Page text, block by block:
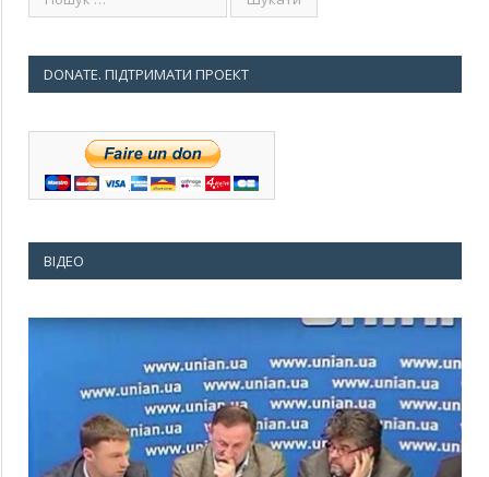
DONATE. ПІДТРИМАТИ ПРОЕКТ
ВІДЕО